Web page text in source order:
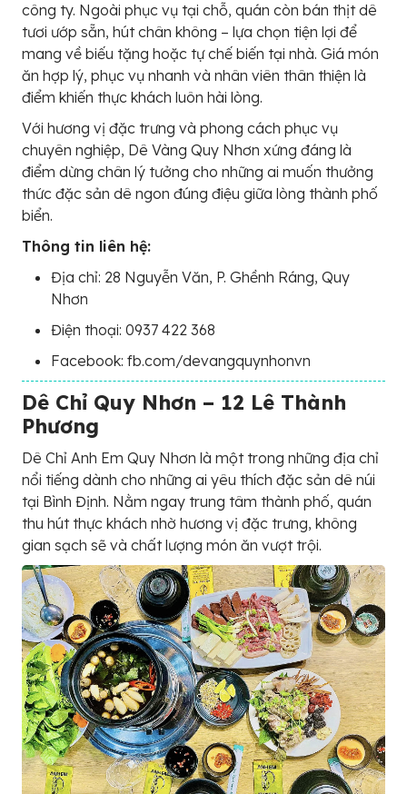
công ty. Ngoài phục vụ tại chỗ, quán còn bán thịt dê
tươi ướp sẵn, hút chân không – lựa chọn tiện lợi để
mang về biếu tặng hoặc tự chế biến tại nhà. Giá món
ăn hợp lý, phục vụ nhanh và nhân viên thân thiện là
điểm khiến thực khách luôn hài lòng.
Với hương vị đặc trưng và phong cách phục vụ
chuyên nghiệp, Dê Vàng Quy Nhơn xứng đáng là
điểm dừng chân lý tưởng cho những ai muốn thưởng
thức đặc sản dê ngon đúng điệu giữa lòng thành phố
biển.
Thông tin liên hệ:
Địa chỉ: 28 Nguyễn Văn, P. Ghềnh Ráng, Quy
Nhơn
Điện thoại: 0937 422 368
Facebook: fb.com/devangquynhonvn
Dê Chỉ Quy Nhơn – 12 Lê Thành
Phương
Dê Chỉ Anh Em Quy Nhơn là một trong những địa chỉ
nổi tiếng dành cho những ai yêu thích đặc sản dê núi
tại Bình Định. Nằm ngay trung tâm thành phố, quán
thu hút thực khách nhờ hương vị đặc trưng, không
gian sạch sẽ và chất lượng món ăn vượt trội.